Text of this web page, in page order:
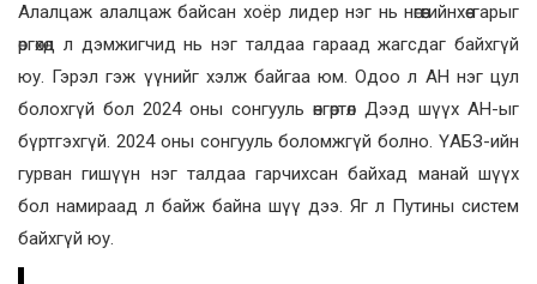
Алалцаж алалцаж байсан хоёр лидер нэг нь нөгөөгийнхөө гарыг
өргөхөд л дэмжигчид нь нэг талдаа гараад жагсдаг байхгүй
юу. Гэрэл гэж үүнийг хэлж байгаа юм. Одоо л АН нэг цул
болохгүй бол 2024 оны сонгууль өнгөртөл Дээд шүүх АН-ыг
бүртгэхгүй. 2024 оны сонгууль боломжгүй болно. ҮАБЗ-ийн
гурван гишүүн нэг талдаа гарчихсан байхад манай шүүх
бол намираад л байж байна шүү дээ. Яг л Путины систем
байхгүй юу.